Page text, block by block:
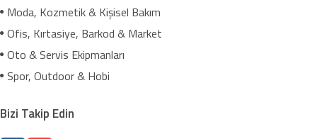
Moda, Kozmetik & Kişisel Bakım
Ofis, Kırtasiye, Barkod & Market
Oto & Servis Ekipmanları
Spor, Outdoor & Hobi
Bizi Takip Edin